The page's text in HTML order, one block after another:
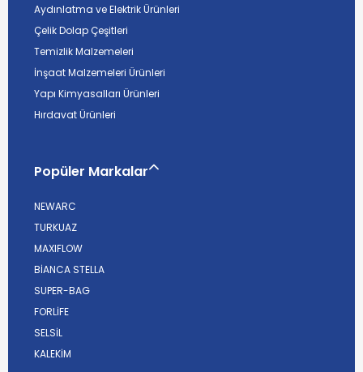
Aydınlatma ve Elektrik Ürünleri
Çelik Dolap Çeşitleri
Temizlik Malzemeleri
İnşaat Malzemeleri Ürünleri
Yapı Kimyasalları Ürünleri
Hırdavat Ürünleri
Popüler Markalar
NEWARC
TURKUAZ
MAXIFLOW
BİANCA STELLA
SUPER-BAG
FORLİFE
SELSİL
KALEKİM